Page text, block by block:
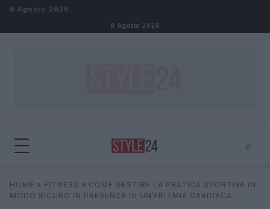
Salta al contenuto
8 Agosto 2026
8 Agosto 2026
⌕
Cerca ⌕ ×
HOME » FITNESS » COME GESTIRE LA PRATICA SPORTIVA IN
MODO SICURO IN PRESENZA DI UN’ARITMIA CARDIACA